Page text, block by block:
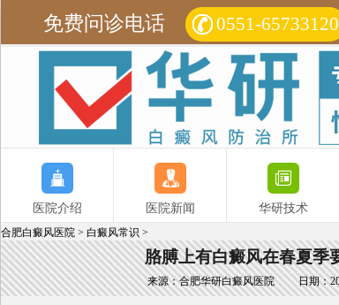
免费问诊电话 0551-65733120
医院介绍 医院新闻 华研技术
合肥白癜风医院 > 白癜风常识 >
胳膊上有白癜风在春夏季
来源：合肥华研白癜风医院 日期：